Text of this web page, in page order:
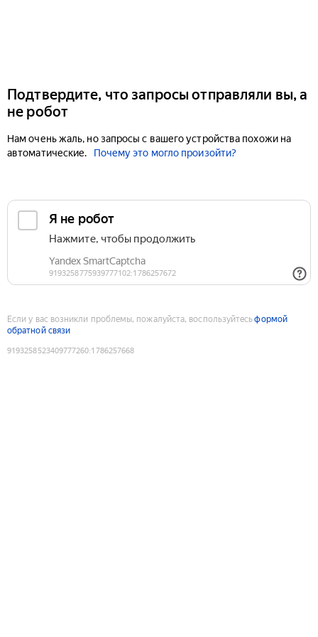
Подтвердите, что запросы отправляли вы, а
не робот
Нам очень жаль, но запросы с вашего устройства похожи на
автоматические.
Почему это могло произойти?
Если у вас возникли проблемы, пожалуйста, воспользуйтесьформой
обратной связи
9193258523409777260:1786257668